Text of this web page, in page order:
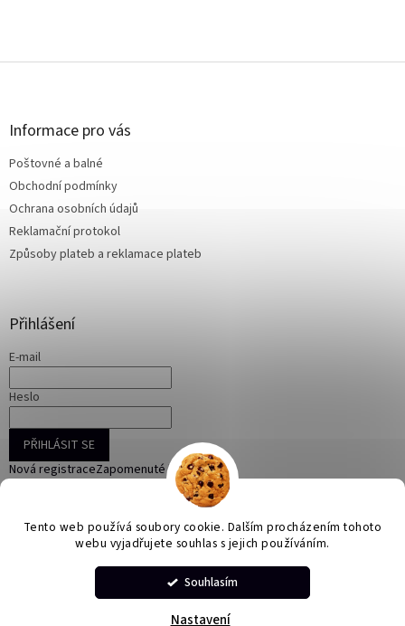
Tento web používá soubory cookie. Dalším procházením tohoto
webu vyjadřujete souhlas s jejich používáním.
Souhlasím
Nastavení
Z
Informace pro vás
Poštovné a balné
Obchodní podmínky
Ochrana osobních údajů
Reklamační protokol
Způsoby plateb a reklamace plateb
Přihlášení
E-mail
Heslo
PŘIHLÁSIT SE
Nová registraceZapomenuté heslo
Vytvořil Shoptet
Copyright 2026ONLINE KORÁLKY. Všechna práva vyhrazena.